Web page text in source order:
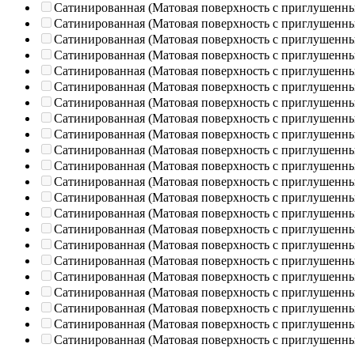
Сатинированная (Матовая поверхность с
Сатинированная (Матовая поверхность с
Сатинированная (Матовая поверхность с
Сатинированная (Матовая поверхность с
Сатинированная (Матовая поверхность с
Сатинированная (Матовая поверхность с
Сатинированная (Матовая поверхность с
Сатинированная (Матовая поверхность с
Сатинированная (Матовая поверхность с
Сатинированная (Матовая поверхность с
Сатинированная (Матовая поверхность с
Сатинированная (Матовая поверхность с
Сатинированная (Матовая поверхность с
Сатинированная (Матовая поверхность с
Сатинированная (Матовая поверхность с
Сатинированная (Матовая поверхность с
Сатинированная (Матовая поверхность с
Сатинированная (Матовая поверхность с
Сатинированная (Матовая поверхность с
Сатинированная (Матовая поверхность с
Сатинированная (Матовая поверхность с
Сатинированная (Матовая поверхность с